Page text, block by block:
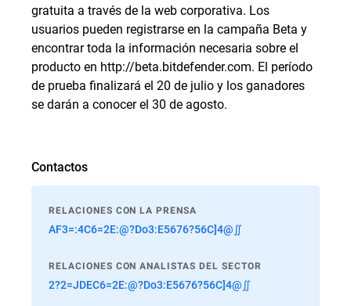
gratuita a través de la web corporativa. Los
usuarios pueden registrarse en la campaña Beta y
encontrar toda la información necesaria sobre el
producto en http://beta.bitdefender.com. El período
de prueba finalizará el 20 de julio y los ganadores
se darán a conocer el 30 de agosto.
Contactos
RELACIONES CON LA PRENSA
AF3=:4C6=2E:@?Do3:E5676?56C]4@∬
RELACIONES CON ANALISTAS DEL SECTOR
2?2=JDEC6=2E:@?Do3:E5676?56C]4@∬